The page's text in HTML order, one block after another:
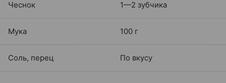
Чеснок 1—2 зубчика
Мука 100 г
Соль, перец По вкусу